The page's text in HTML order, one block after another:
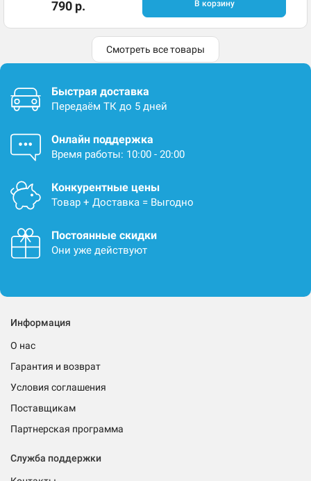
790 р. В корзину
Смотреть все товары
Быстрая доставка
Передаём ТК до 5 дней
Онлайн поддержка
Время работы: 10:00 - 20:00
Конкурентные цены
Товар + Доставка = Выгодно
Постоянные скидки
Они уже действуют
Информация
О нас
Гарантия и возврат
Условия соглашения
Поставщикам
Партнерская программа
Служба поддержки